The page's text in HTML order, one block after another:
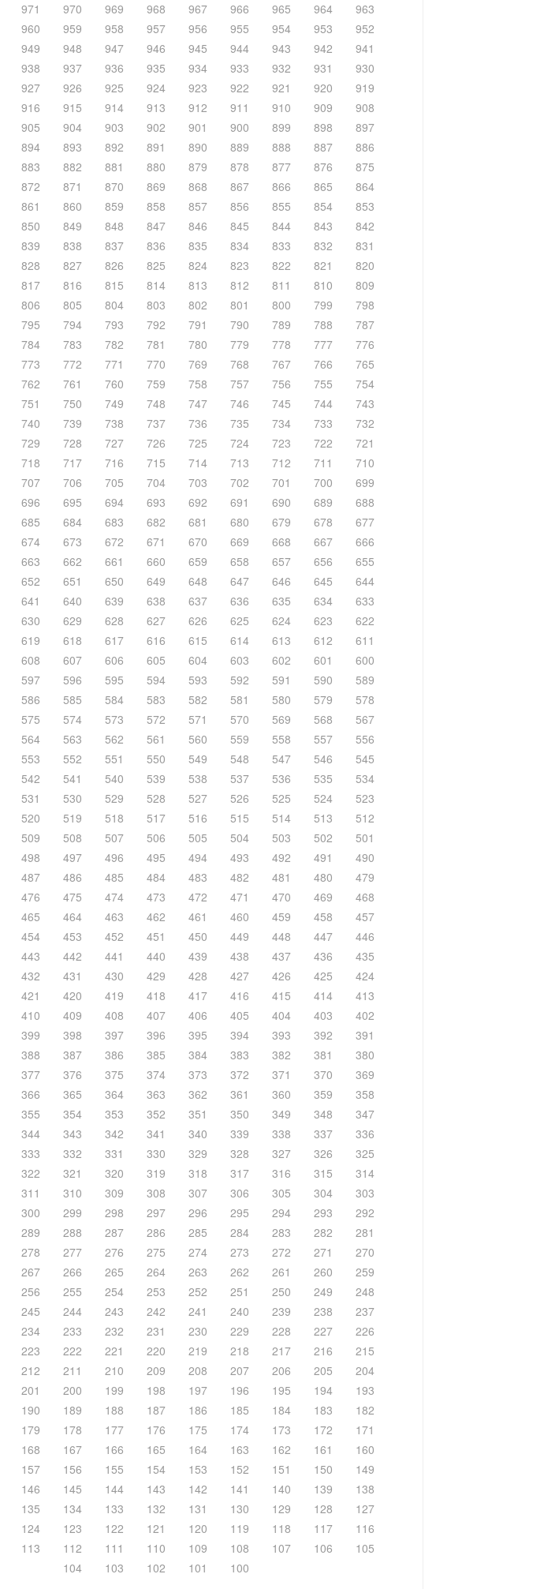
971 970 969 968 967 966 965 964
963
960 959 958 957 956 955 954 953
952
949 948 947 946 945 944 943 942
941
938 937 936 935 934 933 932 931
930
927 926 925 924 923 922 921 920
919
916 915 914 913 912 911 910 909
908
905 904 903 902 901 900 899 898
897
894 893 892 891 890 889 888 887
886
883 882 881 880 879 878 877 876
875
872 871 870 869 868 867 866 865
864
861 860 859 858 857 856 855 854
853
850 849 848 847 846 845 844 843
842
839 838 837 836 835 834 833 832
831
828 827 826 825 824 823 822 821
820
817 816 815 814 813 812 811 810
809
806 805 804 803 802 801 800 799
798
795 794 793 792 791 790 789 788
787
784 783 782 781 780 779 778 777
776
773 772 771 770 769 768 767 766
765
762 761 760 759 758 757 756 755
754
751 750 749 748 747 746 745 744
743
740 739 738 737 736 735 734 733
732
729 728 727 726 725 724 723 722
721
718 717 716 715 714 713 712 711
710
707 706 705 704 703 702 701 700
699
696 695 694 693 692 691 690 689
688
685 684 683 682 681 680 679 678
677
674 673 672 671 670 669 668 667
666
663 662 661 660 659 658 657 656
655
652 651 650 649 648 647 646 645
644
641 640 639 638 637 636 635 634
633
630 629 628 627 626 625 624 623
622
619 618 617 616 615 614 613 612
611
608 607 606 605 604 603 602 601
600
597 596 595 594 593 592 591 590
589
586 585 584 583 582 581 580 579
578
575 574 573 572 571 570 569 568
567
564 563 562 561 560 559 558 557
556
553 552 551 550 549 548 547 546
545
542 541 540 539 538 537 536 535
534
531 530 529 528 527 526 525 524
523
520 519 518 517 516 515 514 513
512
509 508 507 506 505 504 503 502
501
498 497 496 495 494 493 492 491
490
487 486 485 484 483 482 481 480
479
476 475 474 473 472 471 470 469
468
465 464 463 462 461 460 459 458
457
454 453 452 451 450 449 448 447
446
443 442 441 440 439 438 437 436
435
432 431 430 429 428 427 426 425
424
421 420 419 418 417 416 415 414
413
410 409 408 407 406 405 404 403
402
399 398 397 396 395 394 393 392
391
388 387 386 385 384 383 382 381
380
377 376 375 374 373 372 371 370
369
366 365 364 363 362 361 360 359
358
355 354 353 352 351 350 349 348
347
344 343 342 341 340 339 338 337
336
333 332 331 330 329 328 327 326
325
322 321 320 319 318 317 316 315
314
311 310 309 308 307 306 305 304
303
300 299 298 297 296 295 294 293
292
289 288 287 286 285 284 283 282
281
278 277 276 275 274 273 272 271
270
267 266 265 264 263 262 261 260
259
256 255 254 253 252 251 250 249
248
245 244 243 242 241 240 239 238
237
234 233 232 231 230 229 228 227
226
223 222 221 220 219 218 217 216
215
212 211 210 209 208 207 206 205
204
201 200 199 198 197 196 195 194
193
190 189 188 187 186 185 184 183
182
179 178 177 176 175 174 173 172
171
168 167 166 165 164 163 162 161
160
157 156 155 154 153 152 151 150
149
146 145 144 143 142 141 140 139
138
135 134 133 132 131 130 129 128
127
124 123 122 121 120 119 118 117
116
113 112 111 110 109 108 107 106
105
104
103 102 101 100